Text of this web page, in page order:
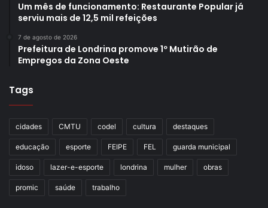
Um mês de funcionamento: Restaurante Popular já
serviu mais de 12,5 mil refeições
7 de agosto de 2026
Prefeitura de Londrina promove 1º Mutirão de
Empregos da Zona Oeste
Tags
cidades CMTU codel cultura destaques
educação esporte FEIPE FEL guarda municipal
idoso lazer-e-esporte londrina mulher obras
promic saúde trabalho